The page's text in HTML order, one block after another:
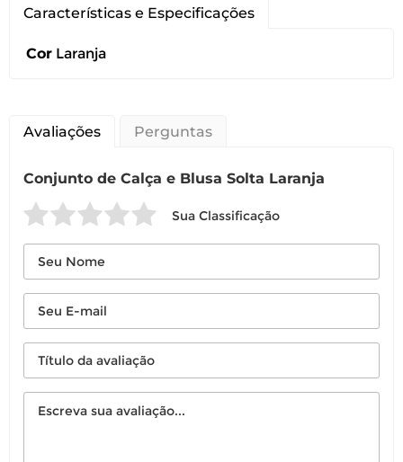
Características e Especificações
Cor Laranja
Avaliações Perguntas
Conjunto de Calça e Blusa Solta Laranja
Sua Classificação